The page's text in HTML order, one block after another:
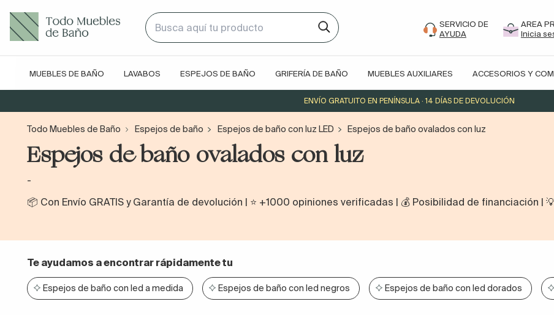
SERVICIO DE
AYUDA
AREA
Inicia
MUEBLES DE BAÑO LAVABOS ESPEJOS DE BAÑO GRIFERÍA DE BAÑO MUEBLES AUXILIARES ACCESORIOS Y
ENVÍO GRATUITO EN PENÍNSULA · 14 DÍAS DE DEVOLUCIÓN
Todo Muebles de Baño Espejos de baño Espejos de baño con luz LED Espejos de baño ovalados con luz
Espejos de baño ovalados con luz
-
📦 Con Envío GRATIS y Garantía de devolución | ⭐ +1000 opiniones verificadas | 💰 Posibilidad de financiación |
Te ayudamos a encontrar rápidamente tu
Espejos de baño con led a medida Espejos de baño con led negros Espejos de baño con led dorados